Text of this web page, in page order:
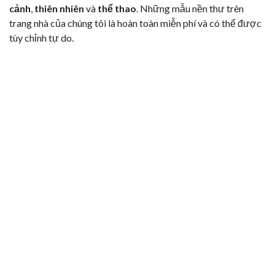
cảnh, thiên nhiên và thể thao. Những mẫu nền thư trên
trang nhà của chúng tôi là hoàn toàn miễn phí và có thể được
tùy chỉnh tự do.